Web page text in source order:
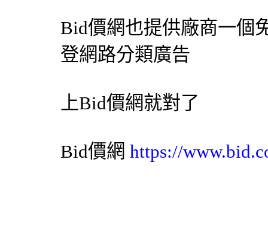
Bid價網也提供廠商一個
登網路分類廣告
上Bid價網就對了
Bid價網 https://